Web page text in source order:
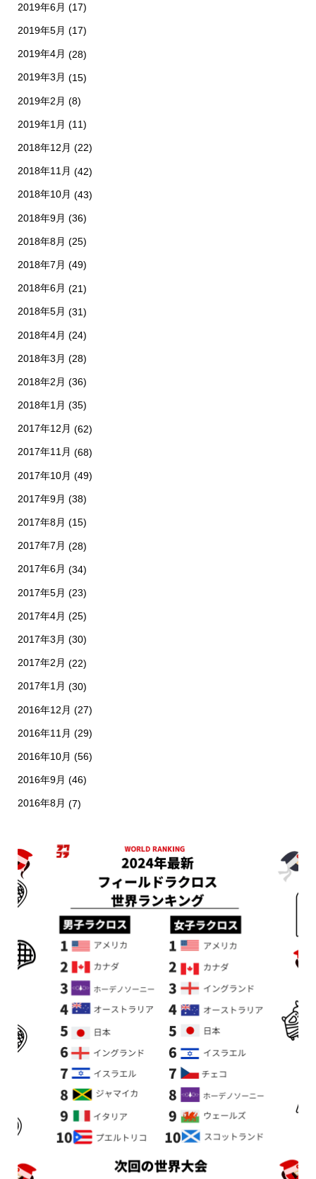
2019年6月 (17)
2019年5月 (17)
2019年4月 (28)
2019年3月 (15)
2019年2月 (8)
2019年1月 (11)
2018年12月 (22)
2018年11月 (42)
2018年10月 (43)
2018年9月 (36)
2018年8月 (25)
2018年7月 (49)
2018年6月 (21)
2018年5月 (31)
2018年4月 (24)
2018年3月 (28)
2018年2月 (36)
2018年1月 (35)
2017年12月 (62)
2017年11月 (68)
2017年10月 (49)
2017年9月 (38)
2017年8月 (15)
2017年7月 (28)
2017年6月 (34)
2017年5月 (23)
2017年4月 (25)
2017年3月 (30)
2017年2月 (22)
2017年1月 (30)
2016年12月 (27)
2016年11月 (29)
2016年10月 (56)
2016年9月 (46)
2016年8月 (7)